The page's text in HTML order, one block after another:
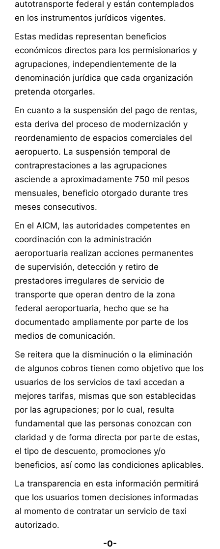
autotransporte federal y están contemplados
en los instrumentos jurídicos vigentes.
Estas medidas representan beneficios
económicos directos para los permisionarios y
agrupaciones, independientemente de la
denominación jurídica que cada organización
pretenda otorgarles.
En cuanto a la suspensión del pago de rentas,
esta deriva del proceso de modernización y
reordenamiento de espacios comerciales del
aeropuerto. La suspensión temporal de
contraprestaciones a las agrupaciones
asciende a aproximadamente 750 mil pesos
mensuales, beneficio otorgado durante tres
meses consecutivos.
En el AICM, las autoridades competentes en
coordinación con la administración
aeroportuaria realizan acciones permanentes
de supervisión, detección y retiro de
prestadores irregulares de servicio de
transporte que operan dentro de la zona
federal aeroportuaria, hecho que se ha
documentado ampliamente por parte de los
medios de comunicación.
Se reitera que la disminución o la eliminación
de algunos cobros tienen como objetivo que los
usuarios de los servicios de taxi accedan a
mejores tarifas, mismas que son establecidas
por las agrupaciones; por lo cual, resulta
fundamental que las personas conozcan con
claridad y de forma directa por parte de estas,
el tipo de descuento, promociones y/o
beneficios, así como las condiciones aplicables.
La transparencia en esta información permitirá
que los usuarios tomen decisiones informadas
al momento de contratar un servicio de taxi
autorizado.
-0-